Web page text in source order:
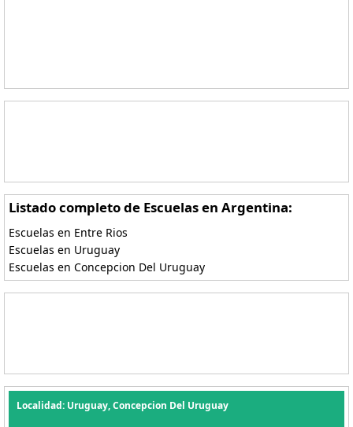
Listado completo de Escuelas en Argentina:
Escuelas en Entre Rios
Escuelas en Uruguay
Escuelas en Concepcion Del Uruguay
Localidad: Uruguay, Concepcion Del Uruguay